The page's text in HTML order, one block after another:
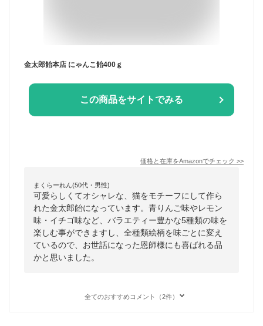
金太郎飴本店 にゃんこ飴400ｇ
この商品をサイトでみる
価格と在庫をAmazonでチェック >>
まくらーれん(50代・男性)
可愛らしくてオシャレな、猫をモチーフにして作ら
れた金太郎飴になっています。青りんご味やレモン
味・イチゴ味など、バラエティー豊かな5種類の味を
楽しむ事ができますし、全種類絵柄を味ごとに変え
ているので、お世話になった恩師様にも喜ばれる品
かと思いました。
全てのおすすめコメント（2件）